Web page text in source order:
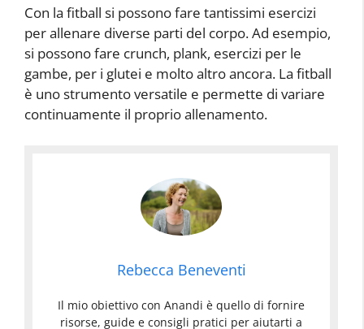
Con la fitball si possono fare tantissimi esercizi
per allenare diverse parti del corpo. Ad esempio,
si possono fare crunch, plank, esercizi per le
gambe, per i glutei e molto altro ancora. La fitball
è uno strumento versatile e permette di variare
continuamente il proprio allenamento.
Rebecca Beneventi
Il mio obiettivo con Anandi è quello di fornire
risorse, guide e consigli pratici per aiutarti a